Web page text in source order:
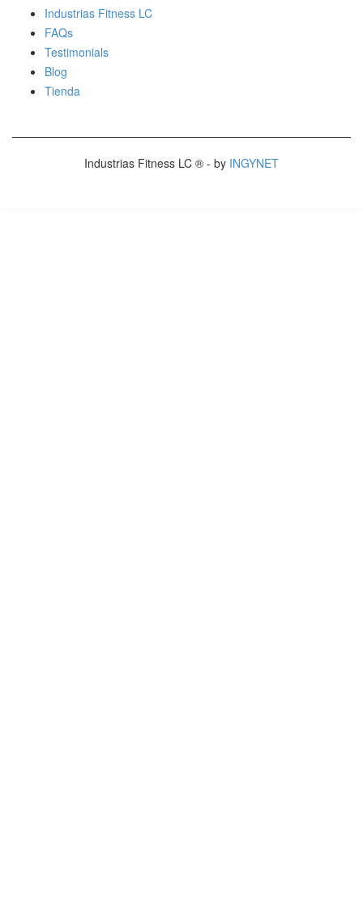
Industrias Fitness LC
FAQs
Testimonials
Blog
Tienda
Industrias Fitness LC ® - by INGYNET